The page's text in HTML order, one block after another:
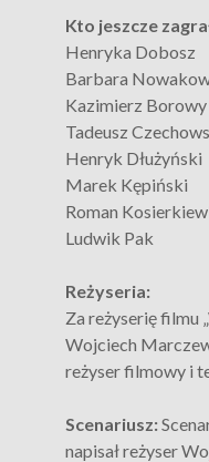
Kto jeszcze
Henryka Dobosz
Barbara
Kazimierz Borowy
Tadeusz
Henryk Dłużyński
Marek Kępiński
Roman
Ludwik Pak
Reżyseria:
Za reżyserię filmu
Wojciech
reżyser filmowy i
Scenariusz:
napisał reżyser